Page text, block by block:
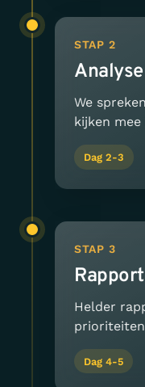
STAP 2
Analyse
We
kijken
Dag 2-3
STAP 3
Helder
Dag 4-5